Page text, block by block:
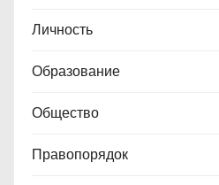
Личность
Образование
Общество
Правопорядок